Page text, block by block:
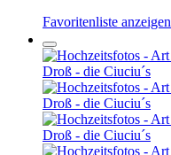
Favoritenliste anzeigen